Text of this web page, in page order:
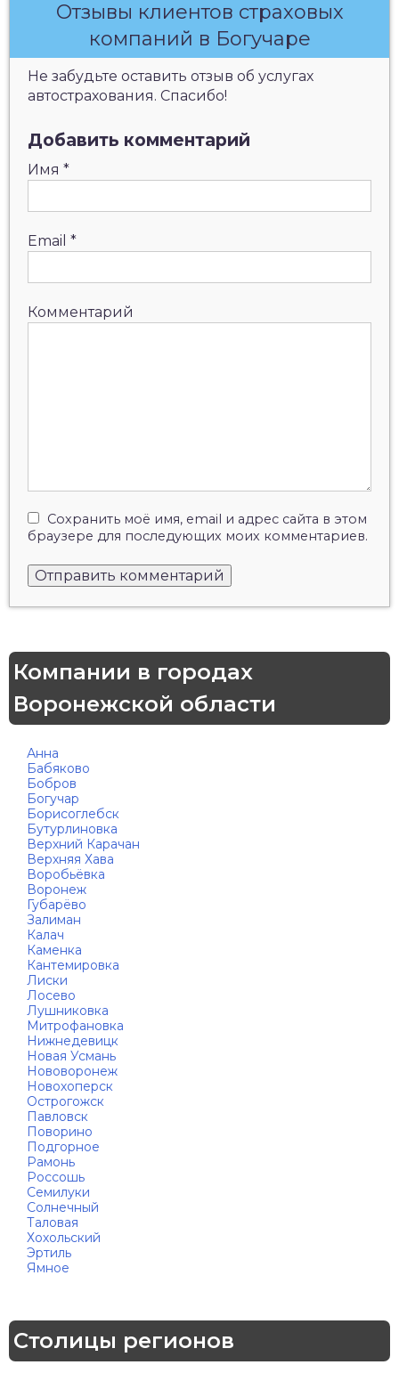
Отзывы клиентов страховых
компаний в Богучаре
Не забудьте оставить отзыв об услугах
автострахования. Спасибо!
Добавить комментарий
Имя *
Email *
Комментарий
Сохранить моё имя, email и адрес сайта в этом
браузере для последующих моих комментариев.
Компании в городах
Воронежской области
Анна
Бабяково
Бобров
Богучар
Борисоглебск
Бутурлиновка
Верхний Карачан
Верхняя Хава
Воробьёвка
Воронеж
Губарёво
Залиман
Калач
Каменка
Кантемировка
Лиски
Лосево
Лушниковка
Митрофановка
Нижнедевицк
Новая Усмань
Нововоронеж
Новохоперск
Острогожск
Павловск
Поворино
Подгорное
Рамонь
Россошь
Семилуки
Солнечный
Таловая
Хохольский
Эртиль
Ямное
Столицы регионов